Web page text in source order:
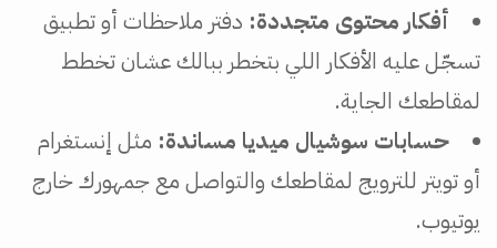
أفكار محتوى متجددة: دفتر ملاحظات أو تطبيق
تسجّل عليه الأفكار اللي بتخطر ببالك عشان تخطط
لمقاطعك الجاية.
حسابات سوشيال ميديا مساندة: مثل إنستغرام
أو تويتر للترويج لمقاطعك والتواصل مع جمهورك خارج
يوتيوب.